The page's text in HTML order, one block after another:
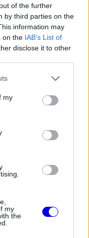
of the further
by third parties on the
information may
on the IAB’s List of
disclose it to other
or more Google
You may click to
third-party tags to
in below Google
my
my
the
feladni a
időjárás, így a
csupán a
Egy
vár a mezőnyre
a Ferrari nagy